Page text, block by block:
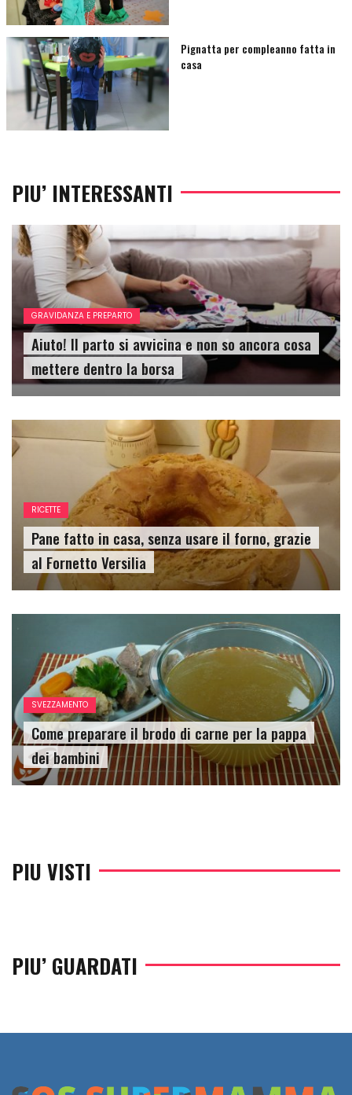
Pignatta per compleanno fatta in
casa
PIU’ INTERESSANTI
GRAVIDANZA E PREPARTO
Aiuto! Il parto si avvicina e non so ancora cosa
mettere dentro la borsa
RICETTE
Pane fatto in casa, senza usare il forno, grazie
al Fornetto Versilia
SVEZZAMENTO
Come preparare il brodo di carne per la pappa
dei bambini
PIU VISTI
PIU’ GUARDATI